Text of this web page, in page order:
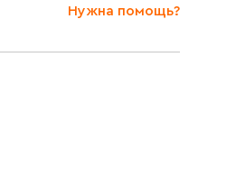
Нужна помощь?
Отправить заявку